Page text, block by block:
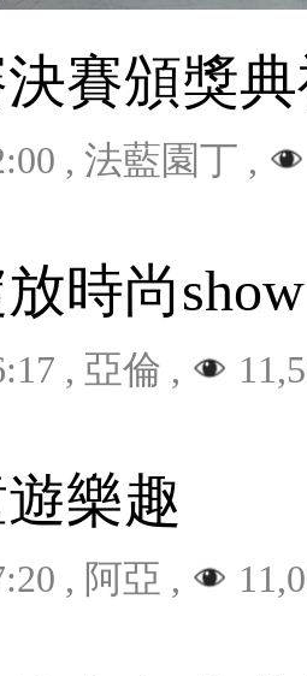
賽頒獎典
, 法藍園丁 ,
時尚show
, 亞倫 ,
樂趣
, 阿亞 ,